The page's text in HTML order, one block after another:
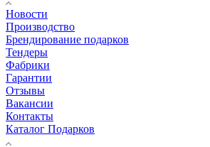
Новости
Производство
Брендирование подарков
Тендеры
Фабрики
Гарантии
Отзывы
Вакансии
Контакты
Каталог Подарков